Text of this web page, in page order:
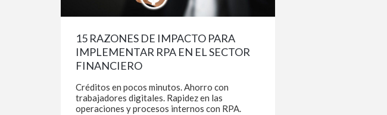
15 RAZONES DE IMPACTO PARA
IMPLEMENTAR RPA EN EL SECTOR
FINANCIERO
Créditos en pocos minutos. Ahorro con
trabajadores digitales. Rapidez en las
operaciones y procesos internos con RPA.